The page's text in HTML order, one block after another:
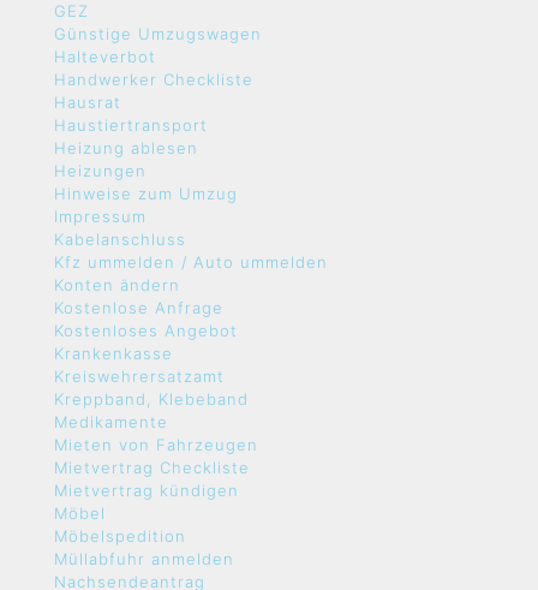
GEZ
Günstige Umzugswagen
Halteverbot
Handwerker Checkliste
Hausrat
Haustiertransport
Heizung ablesen
Heizungen
Hinweise zum Umzug
Impressum
Kabelanschluss
Kfz ummelden / Auto ummelden
Konten ändern
Kostenlose Anfrage
Kostenloses Angebot
Krankenkasse
Kreiswehrersatzamt
Kreppband, Klebeband
Medikamente
Mieten von Fahrzeugen
Mietvertrag Checkliste
Mietvertrag kündigen
Möbel
Möbelspedition
Müllabfuhr anmelden
Nachsendeantrag